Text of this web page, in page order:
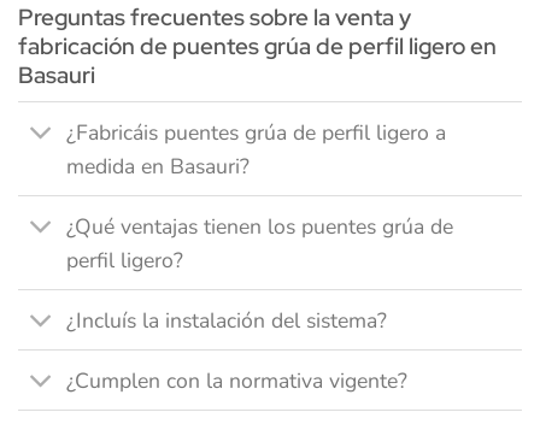
Preguntas frecuentes sobre la venta y
fabricación de puentes grúa de perfil ligero en
Basauri
¿Fabricáis puentes grúa de perfil ligero a
medida en Basauri?
¿Qué ventajas tienen los puentes grúa de
perfil ligero?
¿Incluís la instalación del sistema?
¿Cumplen con la normativa vigente?